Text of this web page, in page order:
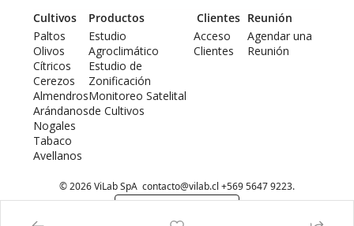
Cultivos
Paltos
Olivos
Cítricos
Cerezos
Almendros
Arándanos
Nogales
Tabaco
Avellanos
Productos
Estudio
Agroclimático
Estudio de
Zonificación
Monitoreo Satelital
de Cultivos
Clientes
Acceso
Clientes
Reunión
Agendar una
Reunión
© 2026 ViLab SpA contacto@vilab.cl +569 5647 9223.